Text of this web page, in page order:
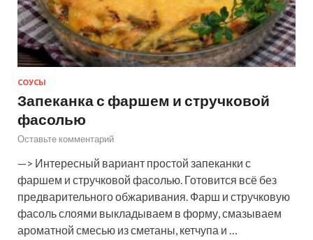
СОУСЫ
Запеканка с фаршем и стручковой
фасолью
Оставьте комментарий
—> Интересный вариант простой запеканки с
фаршем и стручковой фасолью. Готовится всё без
предварительного обжаривания. Фарш и стручковую
фасоль слоями выкладываем в форму, смазываем
ароматной смесью из сметаны, кетчупа и …